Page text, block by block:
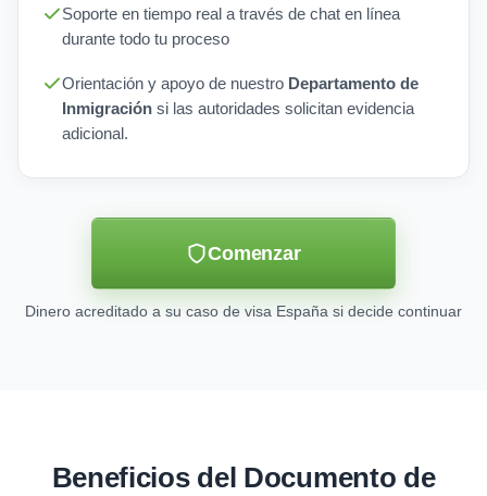
Soporte en tiempo real a través de chat en línea
durante todo tu proceso
Orientación y apoyo de nuestro Departamento de
Inmigración si las autoridades solicitan evidencia
adicional.
Comenzar
Dinero acreditado a su caso de visa España si decide continuar
Beneficios del Documento de